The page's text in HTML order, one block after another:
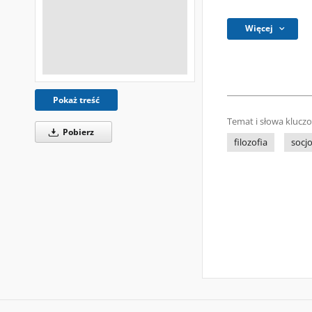
Pokaż treść
Pobierz
Więcej
Temat i słowa
filozofia